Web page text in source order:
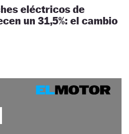
eléctricos de
un 31,5%: el cambio